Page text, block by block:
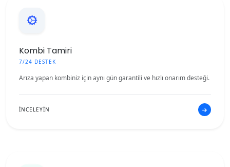
Kombi Tamiri
7/24 DESTEK
Arıza yapan kombiniz için aynı gün garantili ve hızlı onarım desteği.
İNCELEYİN